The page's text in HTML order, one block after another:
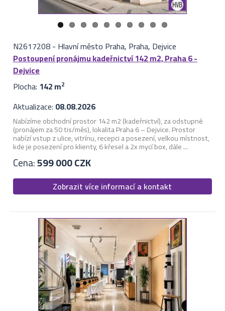
N2617208- Hlavní město Praha, Praha, Dejvice
Postoupení pronájmu kadeřnictví 142 m2, Praha 6 -
Dejvice
Plocha: 142 m2
Aktualizace: 08.08.2026
Nabízíme obchodní prostor 142 m2 (kadeřnictví), za odstupné
(pronájem za 50 tis/měs), lokalita Praha 6 – Dejvice. Prostor
nabízí vstup z ulice, vitrínu, recepci a posezení, velkou místnost,
kde je posezení pro klienty, 6 křesel a 2x mycí box, dále ...
Cena:599 000 CZK
Zobrazit více informací a kontakt